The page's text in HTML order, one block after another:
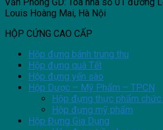
Louis Hoàng Mai, Hà Nội
HỘP CỨNG CAO CẤP
Hộp đựng bánh trung thu
Hộp đựng quà Tết
Hộp đựng yến sào
Hộp Dược – Mỹ Phẩm – TPCN
Hộp đựng thực phẩm chức
Hộp đựng mỹ phẩm
Hộp Đựng Gia Dụng